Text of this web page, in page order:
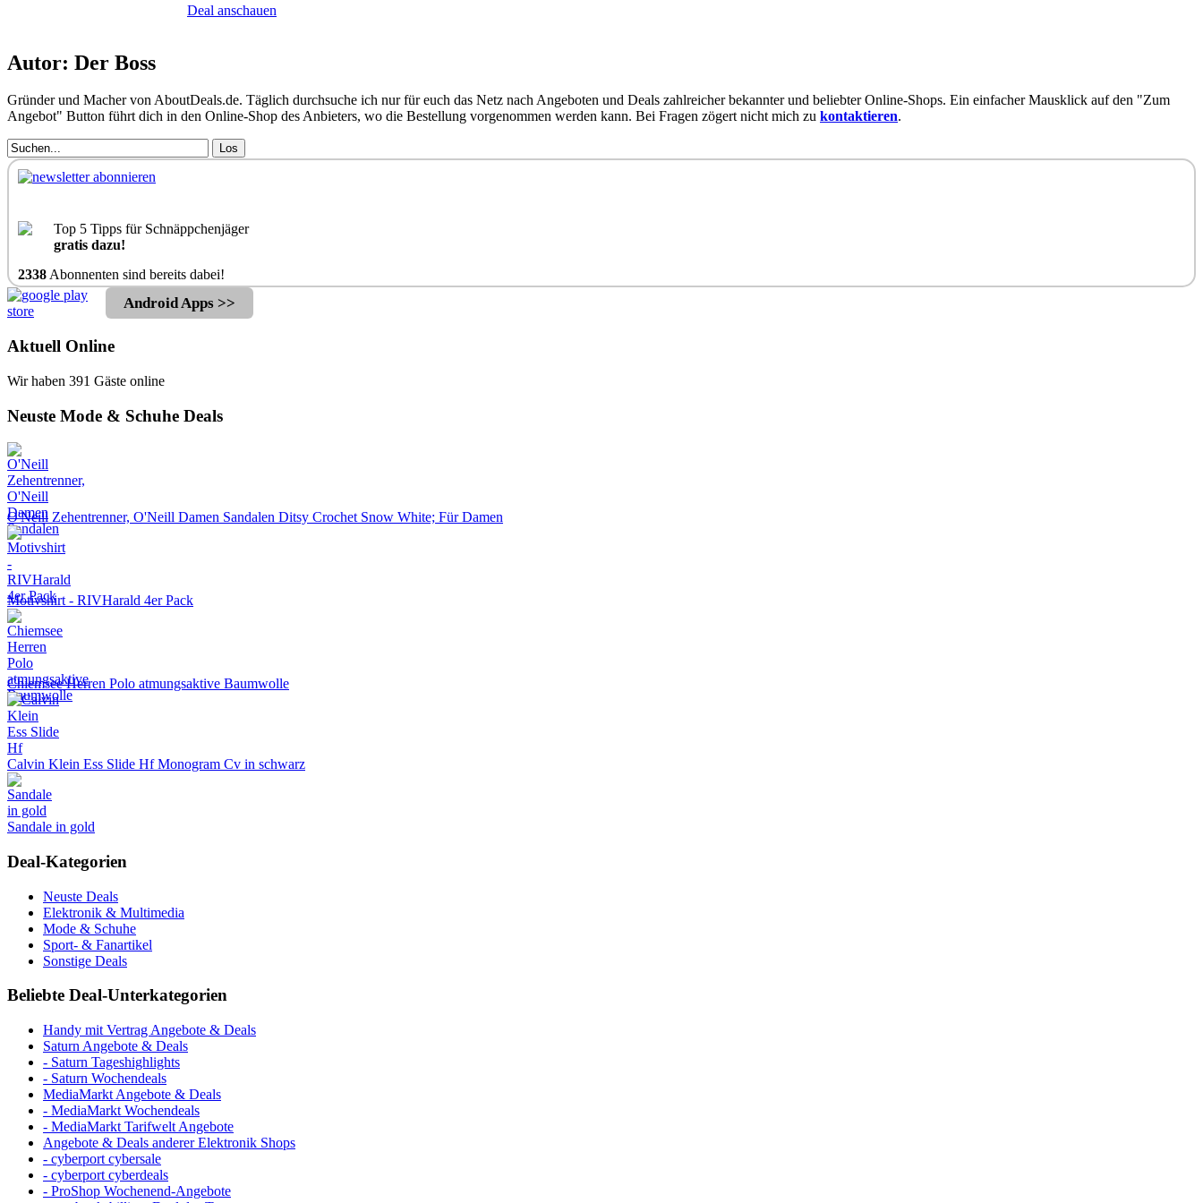
Deal anschauen
Autor: Der Boss
Gründer und Macher von AboutDeals.de. Täglich durchsuche ich nur für euch das Netz nach Angeboten und Deals zahlreicher bekannter und beliebter Online-Shops. Ein einfacher Mausklick auf den "Zum
Angebot" Button führt dich in den Online-Shop des Anbieters, wo die Bestellung vorgenommen werden kann. Bei Fragen zögert nicht mich zu kontaktieren.
Los
Top 5 Tipps für Schnäppchenjäger
gratis dazu!
2338Abonnenten sind bereits dabei!
Android Apps >>
Aktuell Online
Wir haben 391 Gäste online
Neuste Mode & Schuhe Deals
O'Neill Zehentrenner, O'Neill Damen Sandalen Ditsy Crochet Snow White; Für Damen
Motivshirt - RIVHarald 4er Pack
Chiemsee Herren Polo atmungsaktive Baumwolle
Calvin Klein Ess Slide Hf Monogram Cv in schwarz
Sandale in gold
Deal-Kategorien
Neuste Deals
Elektronik & Multimedia
Mode & Schuhe
Sport- & Fanartikel
Sonstige Deals
Beliebte Deal-Unterkategorien
Handy mit Vertrag Angebote & Deals
Saturn Angebote & Deals
- Saturn Tageshighlights
- Saturn Wochendeals
MediaMarkt Angebote & Deals
- MediaMarkt Wochendeals
- MediaMarkt Tarifwelt Angebote
Angebote & Deals anderer Elektronik Shops
- cyberport cybersale
- cyberport cyberdeals
- ProShop Wochenend-Angebote